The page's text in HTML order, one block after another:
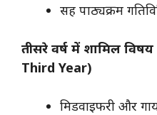
सह पाठ्यक्रम
तीसरे वर्ष में शामिल
Third Year)
मिडवाइफरी और